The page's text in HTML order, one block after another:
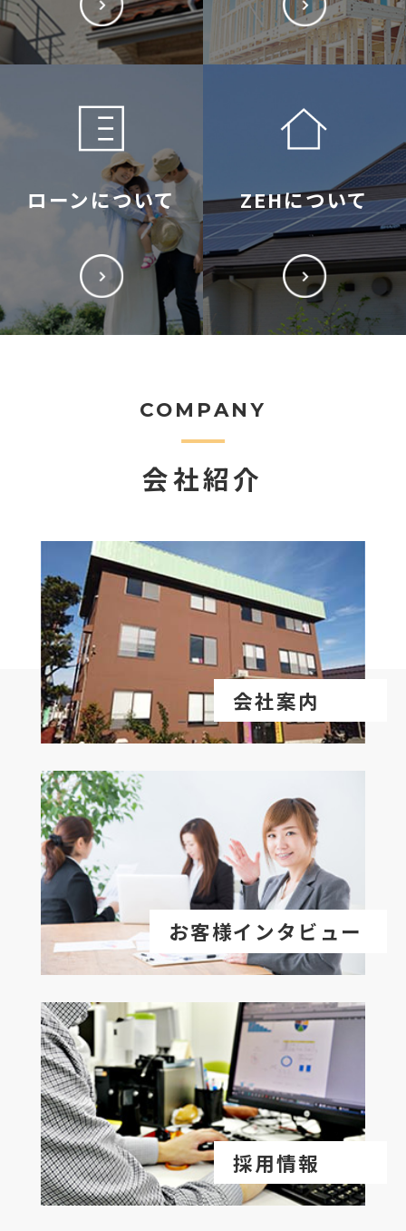
ローンについて ZEHについて
COMPANY
会社紹介
会社案内
お客様インタビュー
採用情報